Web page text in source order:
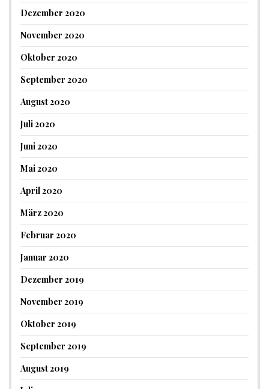
Dezember 2020
November 2020
Oktober 2020
September 2020
August 2020
Juli 2020
Juni 2020
Mai 2020
April 2020
März 2020
Februar 2020
Januar 2020
Dezember 2019
November 2019
Oktober 2019
September 2019
August 2019